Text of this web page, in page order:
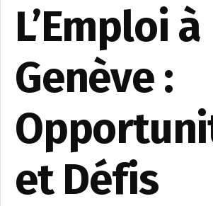
L’Emploi à
Genève :
et Défis